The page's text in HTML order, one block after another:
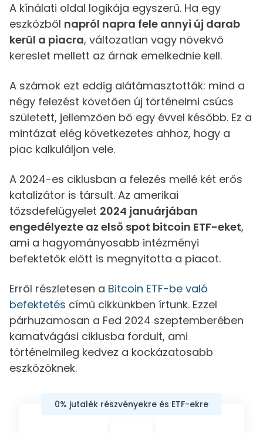
A kínálati oldal logikája egyszerű. Ha egy
eszközből napról napra fele annyi új darab
kerül a piacra, változatlan vagy növekvő
kereslet mellett az árnak emelkednie kell.
A számok ezt eddig alátámasztották: mind a
négy felezést követően új történelmi csúcs
született, jellemzően bő egy évvel később. Ez a
mintázat elég következetes ahhoz, hogy a
piac kalkuláljon vele.
A 2024-es ciklusban a felezés mellé két erős
katalizátor is társult. Az amerikai
tőzsdefelügyelet 2024 januárjában
engedélyezte az első spot bitcoin ETF-eket,
ami a hagyományosabb intézményi
befektetők előtt is megnyitotta a piacot.
Erről részletesen a Bitcoin ETF-be való
befektetés című cikkünkben írtunk. Ezzel
párhuzamosan a Fed 2024 szeptemberében
kamatvágási ciklusba fordult, ami
történelmileg kedvez a kockázatosabb
eszközöknek.
0% jutalék részvényekre és ETF-ekre